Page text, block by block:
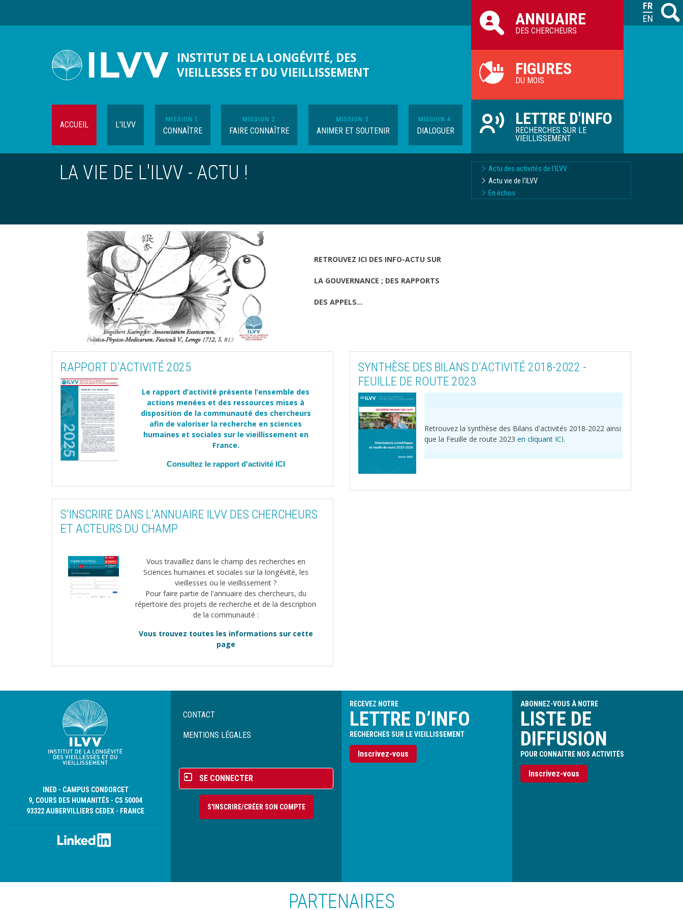
M
INSTITUT DE LA LONGÉVITÉ, DES
VIEILLESSES ET DU VIEILLISSEMENT
ACCUEIL L'ILVV
MISSION 1
CONNAÎTRE
MISSION 2
FAIRE CONNAÎTRE
MISSION 3
ANIMER ET SOUTENIR
MISSION 4
DIALOGUER
ILVV
ANNUAIRE
DES CHERCHEURS
FIGURES
DU MOIS
LETTRE D'INFO
RECHERCHES SUR LE
VIEILLISSEMENT
Navigation
contextuelle
Actu des activités de l'ILVV
Actu vie de l'ILVV
En échos
LA VIE DE L'ILVV - ACTU !
RETROUVEZ ICI DES INFO-ACTU SUR
LA GOUVERNANCE ; DES RAPPORTS
DES APPELS...
RAPPORT D'ACTIVITÉ 2025
Le rapport d’activité présente l’ensemble des
actions menées et des ressources mises à
disposition de la communauté des chercheurs
afin de valoriser la recherche en sciences
humaines et sociales sur le vieillissement en
France.
Consultez le rapport d'activité ICI
SYNTHÈSE DES BILANS D'ACTIVITÉ 2018-2022 -
FEUILLE DE ROUTE 2023
Retrouvez la synthèse des Bilans d'activités 2018-2022 ainsi
que la Feuille de route 2023 en cliquant ICI.
S'INSCRIRE DANS L'ANNUAIRE ILVV DES CHERCHEURS
ET ACTEURS DU CHAMP
Image
Vous travaillez dans le champ des recherches en
Sciences humaines et sociales sur la longévité, les
vieillesses ou le vieillissement ?
Pour faire partie de l'annuaire des chercheurs, du
répertoire des projets de recherche et de la description
de la communauté :
Vous trouvez toutes les informations sur cette
page
INED - CAMPUS CONDORCET
9, COURS DES HUMANITÉS - CS 50004
93322 AUBERVILLIERS CEDEX - FRANCE
Menu
de
CONTACT
MENTIONS LÉGALES
Menu
du
compte
l'utilisateur
SE CONNECTER
S'INSCRIRE/CRÉER SON COMPTE
RECEVEZ NOTRE
LETTRE D’INFO
RECHERCHES SUR LE VIEILLISSEMENT
Inscrivez-vous
ABONNEZ-VOUS À NOTRE
LISTE DE
DIFFUSION
POUR CONNAITRE NOS ACTIVITÉS
Inscrivez-vous
PARTENAIRES
FRANÇAIS
ENGLISH